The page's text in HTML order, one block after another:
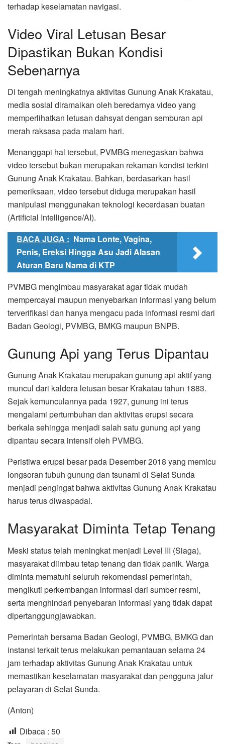
terhadap keselamatan navigasi.
Video Viral Letusan Besar
Dipastikan Bukan Kondisi
Sebenarnya
Di tengah meningkatnya aktivitas Gunung Anak Krakatau,
media sosial diramaikan oleh beredarnya video yang
memperlihatkan letusan dahsyat dengan semburan api
merah raksasa pada malam hari.
Menanggapi hal tersebut, PVMBG menegaskan bahwa
video tersebut bukan merupakan rekaman kondisi terkini
Gunung Anak Krakatau. Bahkan, berdasarkan hasil
pemeriksaan, video tersebut diduga merupakan hasil
manipulasi menggunakan teknologi kecerdasan buatan
(Artificial Intelligence/AI).
BACA JUGA : Nama Lonte, Vagina,
Penis, Ereksi Hingga Asu Jadi Alasan
Aturan Baru Nama di KTP
PVMBG mengimbau masyarakat agar tidak mudah
mempercayai maupun menyebarkan informasi yang belum
terverifikasi dan hanya mengacu pada informasi resmi dari
Badan Geologi, PVMBG, BMKG maupun BNPB.
Gunung Api yang Terus Dipantau
Gunung Anak Krakatau merupakan gunung api aktif yang
muncul dari kaldera letusan besar Krakatau tahun 1883.
Sejak kemunculannya pada 1927, gunung ini terus
mengalami pertumbuhan dan aktivitas erupsi secara
berkala sehingga menjadi salah satu gunung api yang
dipantau secara intensif oleh PVMBG.
Peristiwa erupsi besar pada Desember 2018 yang memicu
longsoran tubuh gunung dan tsunami di Selat Sunda
menjadi pengingat bahwa aktivitas Gunung Anak Krakatau
harus terus diwaspadai.
Masyarakat Diminta Tetap Tenang
Meski status telah meningkat menjadi Level III (Siaga),
masyarakat diimbau tetap tenang dan tidak panik. Warga
diminta mematuhi seluruh rekomendasi pemerintah,
mengikuti perkembangan informasi dari sumber resmi,
serta menghindari penyebaran informasi yang tidak dapat
dipertanggungjawabkan.
Pemerintah bersama Badan Geologi, PVMBG, BMKG dan
instansi terkait terus melakukan pemantauan selama 24
jam terhadap aktivitas Gunung Anak Krakatau untuk
memastikan keselamatan masyarakat dan pengguna jalur
pelayaran di Selat Sunda.
(Anton)
Dibaca : 50